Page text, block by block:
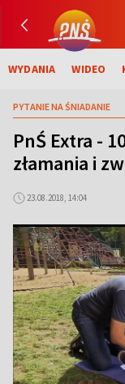
WYDANIA WIDEO
PYTANIE NA ŚNIADANIE
PnŚ Extra -
złamania i
23.08.2018, 14:04